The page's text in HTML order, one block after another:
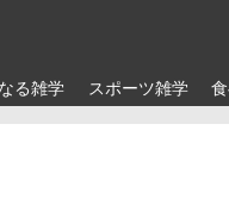
る雑学 スポーツ雑学